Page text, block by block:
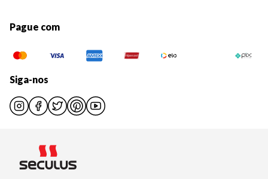
Pague com
Siga-nos